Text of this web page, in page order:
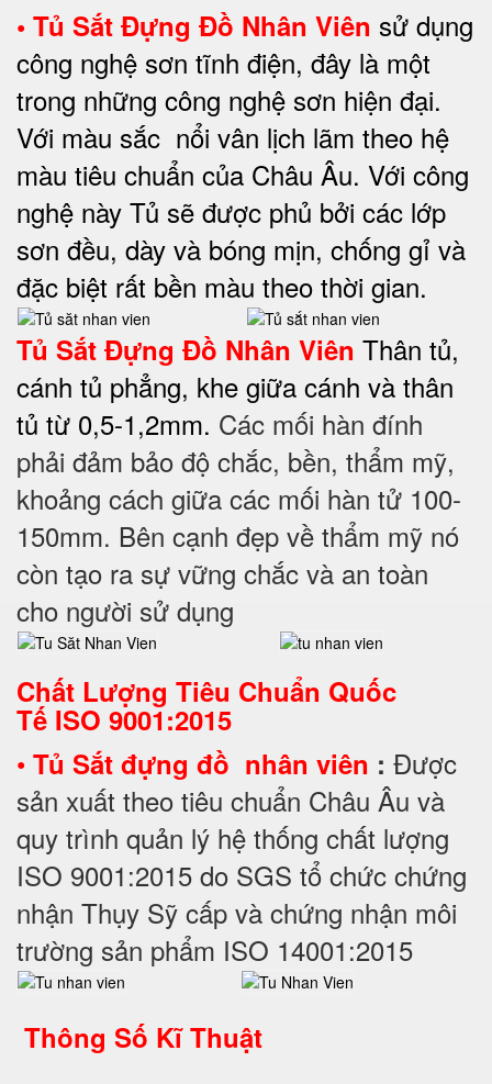
• Tủ Sắt Đựng Đồ Nhân Viên sử dụng
công nghệ sơn tĩnh điện, đây là một
trong những công nghệ sơn hiện đại.
Với màu sắc nổi vân lịch lãm theo hệ
màu tiêu chuẩn của Châu Âu. Với công
nghệ này Tủ sẽ được phủ bởi các lớp
sơn đều, dày và bóng mịn, chống gỉ và
đặc biệt rất bền màu theo thời gian.
Tủ Sắt Đựng Đồ Nhân Viên Thân tủ,
cánh tủ phẳng, khe giữa cánh và thân
tủ từ 0,5-1,2mm. Các mối hàn đính
phải đảm bảo độ chắc, bền, thẩm mỹ,
khoảng cách giữa các mối hàn tử 100-
150mm. Bên cạnh đẹp về thẩm mỹ nó
còn tạo ra sự vững chắc và an toàn
cho người sử dụng
Chất Lượng Tiêu Chuẩn Quốc
Tế ISO 9001:2015
• Tủ Sắt đựng đồ nhân viên : Được
sản xuất theo tiêu chuẩn Châu Âu và
quy trình quản lý hệ thống chất lượng
ISO 9001:2015 do SGS tổ chức chứng
nhận Thụy Sỹ cấp và chứng nhận môi
trường sản phẩm ISO 14001:2015
Thông Số Kĩ Thuật